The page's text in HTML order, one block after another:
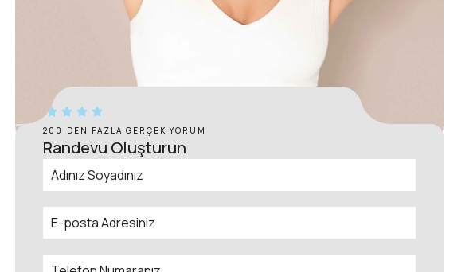
200'DEN FAZLA GERÇEK YORUM
Randevu Oluşturun